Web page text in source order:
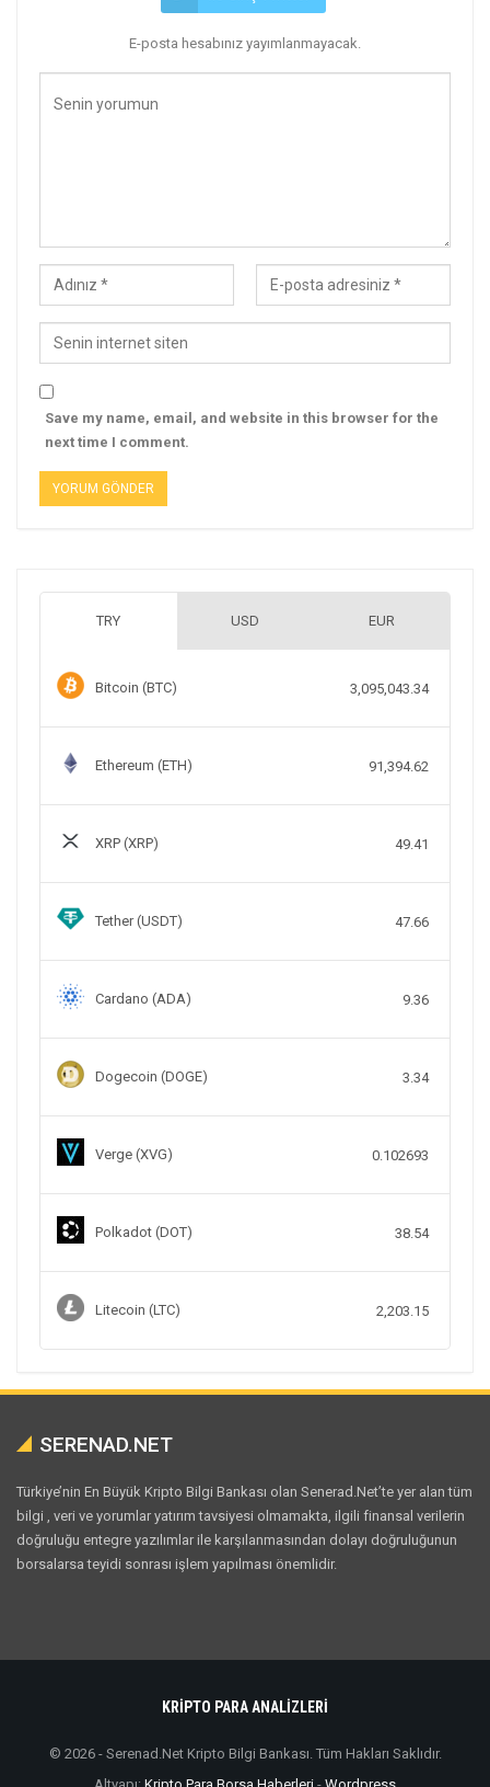
E-posta hesabınız yayımlanmayacak.
Save my name, email, and website in this browser for the
next time I comment.
TRY USD EUR
Bitcoin (BTC) 3,095,043.34
Ethereum (ETH) 91,394.62
XRP (XRP) 49.41
Tether (USDT) 47.66
Cardano (ADA) 9.36
Dogecoin (DOGE) 3.34
Verge (XVG) 0.102693
Polkadot (DOT) 38.54
Litecoin (LTC) 2,203.15
SERENAD.NET
Türkiye’nin En Büyük Kripto Bilgi Bankası olan Senerad.Net’te yer alan tüm
bilgi , veri ve yorumlar yatırım tavsiyesi olmamakta, ilgili finansal verilerin
doğruluğu entegre yazılımlar ile karşılanmasından dolayı doğruluğunun
borsalarsa teyidi sonrası işlem yapılması önemlidir.
KRİPTO PARA ANALİZLERİ
© 2026 - Serenad.Net Kripto Bilgi Bankası. Tüm Hakları Saklıdır.